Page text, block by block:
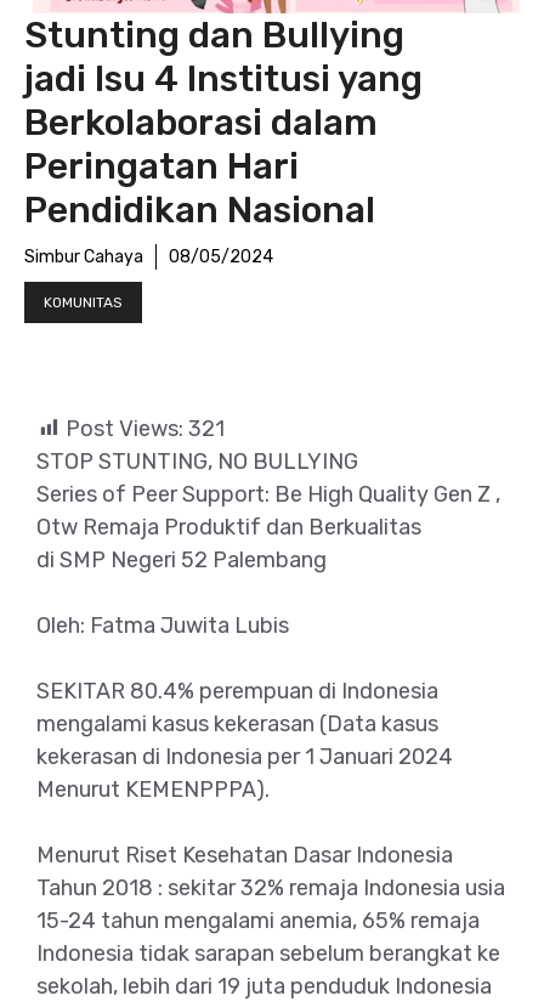
Stunting dan Bullying
jadi Isu 4 Institusi yang
Berkolaborasi dalam
Peringatan Hari
Pendidikan Nasional
Simbur Cahaya 08/05/2024
KOMUNITAS
Post Views: 321
STOP STUNTING, NO BULLYING
Series of Peer Support: Be High Quality Gen Z ,
Otw Remaja Produktif dan Berkualitas
di SMP Negeri 52 Palembang
Oleh: Fatma Juwita Lubis
SEKITAR 80.4% perempuan di Indonesia
mengalami kasus kekerasan (Data kasus
kekerasan di Indonesia per 1 Januari 2024
Menurut KEMENPPPA).
Menurut Riset Kesehatan Dasar Indonesia
Tahun 2018 : sekitar 32% remaja Indonesia usia
15-24 tahun mengalami anemia, 65% remaja
Indonesia tidak sarapan sebelum berangkat ke
sekolah, lebih dari 19 juta penduduk Indonesia